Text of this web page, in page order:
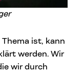
ist, kann
werden. Wir
wir durch